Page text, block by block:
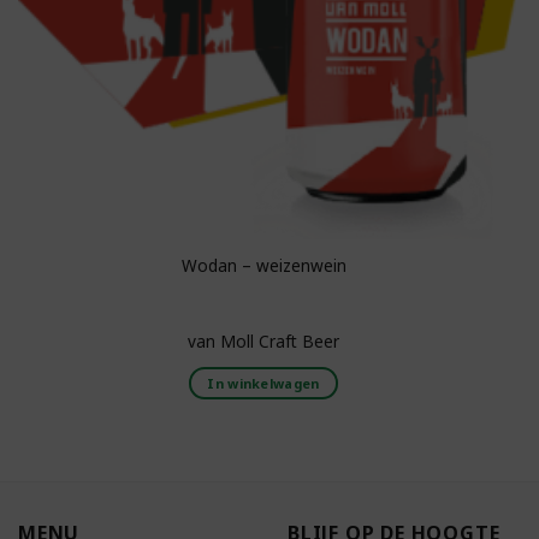
Wodan – weizenwein
van Moll Craft Beer
In winkelwagen
MENU BLIJF OP DE HOOGTE